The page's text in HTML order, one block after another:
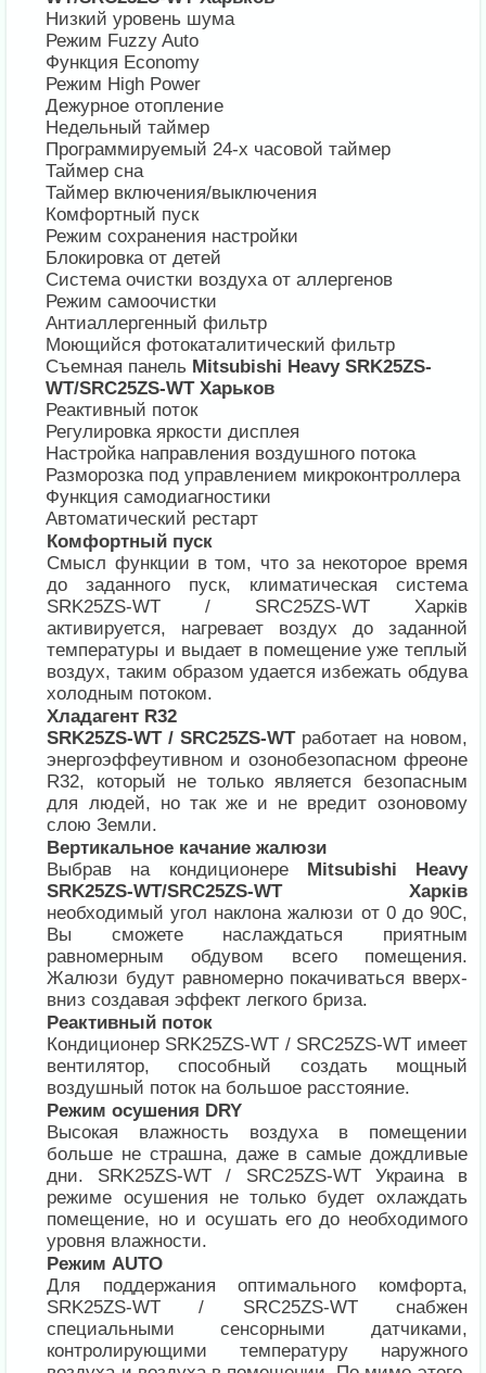
Низкий уровень шума
Режим Fuzzy Auto
Функция Economy
Режим High Power
Дежурное отопление
Недельный таймер
Программируемый 24-х часовой таймер
Таймер сна
Таймер включения/выключения
Комфортный пуск
Режим сохранения настройки
Блокировка от детей
Система очистки воздуха от аллергенов
Режим самоочистки
Антиаллергенный фильтр
Моющийся фотокаталитический фильтр
Съемная панель Mitsubishi Heavy SRK25ZS-
WT/SRC25ZS-WT Харьков
Реактивный поток
Регулировка яркости дисплея
Настройка направления воздушного потока
Разморозка под управлением микроконтроллера
Функция самодиагностики
Автоматический рестарт
Комфортный пуск
Смысл функции в том, что за некоторое время
до заданного пуск, климатическая система
SRK25ZS-WT / SRC25ZS-WT Харків
активируется, нагревает воздух до заданной
температуры и выдает в помещение уже теплый
воздух, таким образом удается избежать обдува
холодным потоком.
Хладагент R32
SRK25ZS-WT / SRC25ZS-WTработает на новом,
энергоэффеутивном и озонобезопасном фреоне
R32, который не только является безопасным
для людей, но так же и не вредит озоновому
слою Земли.
Вертикальное качание жалюзи
Выбрав на кондиционере
Mitsubishi Heavy
SRK25ZS-WT/SRC25ZS-WT Харків
необходимый угол наклона жалюзи от 0 до 90С,
Вы сможете наслаждаться приятным
равномерным обдувом всего помещения.
Жалюзи будут равномерно покачиваться вверх-
вниз создавая эффект легкого бриза.
Реактивный поток
Кондиционер SRK25ZS-WT / SRC25ZS-WT имеет
вентилятор, способный создать мощный
воздушный поток на большое расстояние.
Режим осушения DRY
Высокая влажность воздуха в помещении
больше не страшна, даже в самые дождливые
дни. SRK25ZS-WT / SRC25ZS-WT Украина в
режиме осушения не только будет охлаждать
помещение, но и осушать его до необходимого
уровня влажности.
Режим AUTO
Для поддержания оптимального комфорта,
SRK25ZS-WT / SRC25ZS-WT снабжен
специальными сенсорными датчиками,
контролирующими температуру наружного